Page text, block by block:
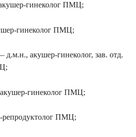
гинеколог ПМЦ;
гинеколог ПМЦ;
акушер-гинеколог, зав. отд.
гинеколог ПМЦ;
ПМЦ;